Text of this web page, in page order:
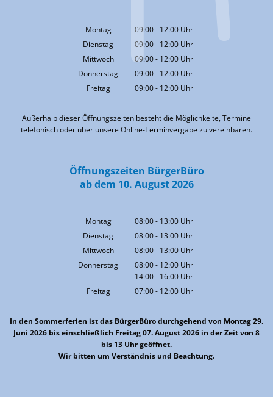
Montag 09:00- 12:00 Uhr
Von 09:00 bis 12:00 Uhr
Dienstag 09:00- 12:00 Uhr
Von 09:00 bis 12:00 Uhr
Mittwoch 09:00- 12:00 Uhr
Von 09:00 bis 12:00 Uhr
Donnerstag 09:00- 12:00 Uhr
Von 09:00 bis 12:00 Uhr
Freitag 09:00- 12:00 Uhr
Außerhalb dieser Öffnungszeiten besteht die Möglichkeite, Termine
telefonisch oder über unsere Online-Terminvergabe zu vereinbaren.
Öffnungszeiten BürgerBüro
ab dem 10. August 2026
Montag 08:00- 13:00 Uhr
Von 08:00 bis 13:00 Uhr
Dienstag 08:00- 13:00 Uhr
Von 08:00 bis 13:00 Uhr
Mittwoch 08:00- 13:00 Uhr
Von 08:00 bis 13:00 Uhr
Donnerstag 08:00- 12:00 Uhr
Von 08:00 bis 12:00 Uhr
14:00- 16:00 Uhr
Von 14:00 bis 16:00 Uhr
Freitag 07:00- 12:00 Uhr
In den Sommerferien ist das BürgerBüro durchgehend von Montag 29.
Juni 2026 bis einschließlich Freitag 07. August 2026 in der Zeit von 8
bis 13 Uhr geöffnet.
Wir bitten um Verständnis und Beachtung.